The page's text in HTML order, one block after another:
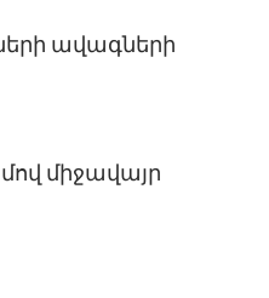
ավագների
միջավայր